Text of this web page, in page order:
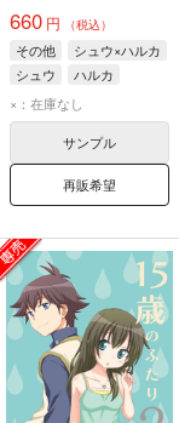
660 円 （税込）
その他
シュウ×ハルカ
シュウ
ハルカ
×：在庫なし
サンプル
再販希望